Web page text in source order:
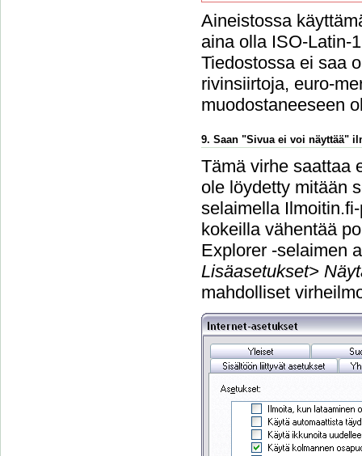
Aineistossa
aina olla ISO-Latin-
Tiedostossa ei saa
rivinsiirtoja, euro-
muodostaneeseen
9. Saan "Sivua ei voi näyttää"
Tämä virhe saattaa
ole löydetty mitään
selaimella
kokeilla vähentää
Explorer -selaimen
Lisäasetukset>
mahdolliset